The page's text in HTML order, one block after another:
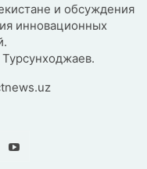
и обсуждения
инновационных